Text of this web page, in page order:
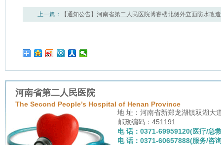
上一篇： 【通知公告】河南省第二人民医院博睿楼北侧外立面防水改
河南省第二人民医院
The Second People’s Hospital of Henan Province
地 址：河南省新郑龙湖镇双湖大
邮政编码：451191
电 话：0371-69959120(医疗/急
电 话：0371-60657888(服务/咨